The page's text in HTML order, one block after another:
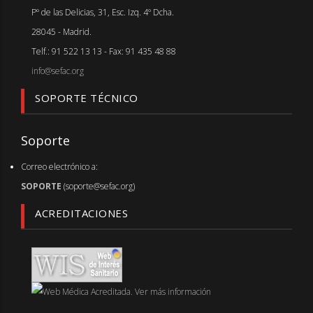
Pº de las Delicias, 31, Esc. Izq. 4º Dcha.
28045 - Madrid.
Telf.: 91 522 13 13 - Fax: 91 435 48 88
info@sefac.org
SOPORTE TÉCNICO
Soporte
Correo electrónico a:
SOPORTE (soporte@sefac.org)
ACREDITACIONES